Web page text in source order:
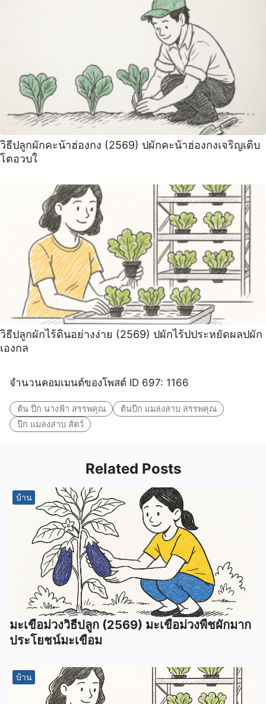
วิธีปลูกผักคะน้าฮ่องกง (2569) ปผักคะน้าฮ่องกงเจริญเติบ
โตอวบใ
วิธีปลูกผักไร้ดินอย่างง่าย (2569) ปผักไร้ปประหยัดผลปผัก
เองกล
จำนวนคอมเมนต์ของโพสต์ ID 697: 1166
ต้น ปีก นางฟ้า สรรพคุณ
ต้นปีก แมลงสาบ สรรพคุณ
ปีก แมลงสาบ สัตว์
Related Posts
บ้าน
มะเขือม่วงวิธีปลูก (2569) มะเขือม่วงพืชผักมาก
ประโยชน์มะเขือม
บ้าน